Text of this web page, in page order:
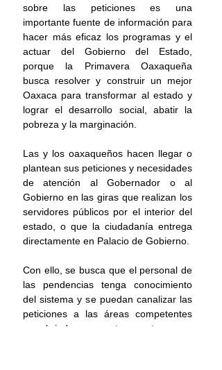
sobre las peticiones es una
importante fuente de información para
hacer más eficaz los programas y el
actuar del Gobierno del Estado,
porque la Primavera Oaxaqueña
busca resolver y construir un mejor
Oaxaca para transformar al estado y
lograr el desarrollo social, abatir la
pobreza y la marginación.
Las y los oaxaqueños hacen llegar o
plantean sus peticiones y necesidades
de atención al Gobernador o al
Gobierno en las giras que realizan los
servidores públicos por el interior del
estado, o que la ciudadanía entrega
directamente en Palacio de Gobierno.
Con ello, se busca que el personal de
las pendencias tenga conocimiento
del sistema y se puedan canalizar las
peticiones a las áreas competentes
para brindar respuestas oportunas.